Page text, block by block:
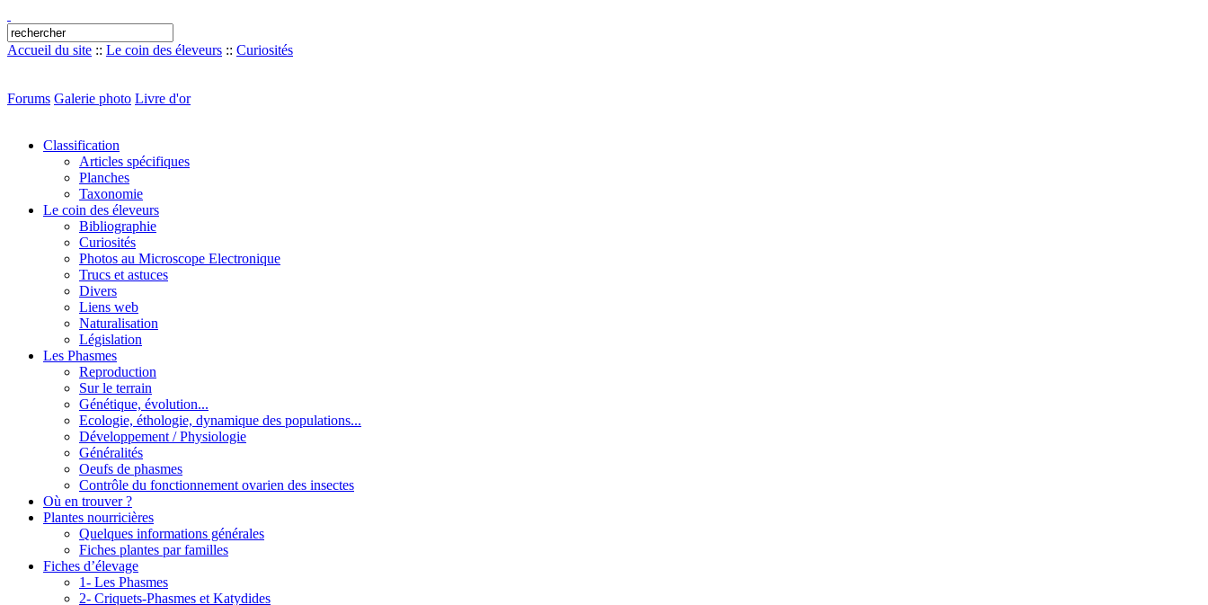
Accueil du site :: Le coin des éleveurs :: Curiosités
Forums Galerie photo Livre d'or
Classification
Articles spécifiques
Planches
Taxonomie
Le coin des éleveurs
Bibliographie
Curiosités
Photos au Microscope Electronique
Trucs et astuces
Divers
Liens web
Naturalisation
Législation
Les Phasmes
Reproduction
Sur le terrain
Génétique, évolution...
Ecologie, éthologie, dynamique des populations...
Développement / Physiologie
Généralités
Oeufs de phasmes
Contrôle du fonctionnement ovarien des insectes
Où en trouver ?
Plantes nourricières
Quelques informations générales
Fiches plantes par familles
Fiches d’élevage
1- Les Phasmes
2- Criquets-Phasmes et Katydides